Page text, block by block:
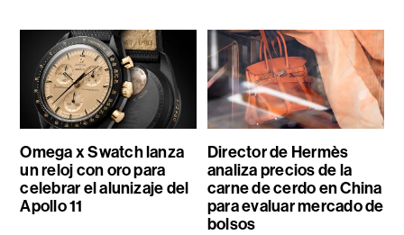
Omega x Swatch lanza
un reloj con oro para
celebrar el alunizaje del
Apollo 11
Director de Hermès
analiza precios de la
carne de cerdo en China
para evaluar mercado de
bolsos